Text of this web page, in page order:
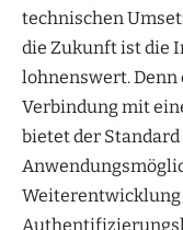
technischen
die Zukunft ist die
lohnenswert. Denn
Verbindung mit
bietet der